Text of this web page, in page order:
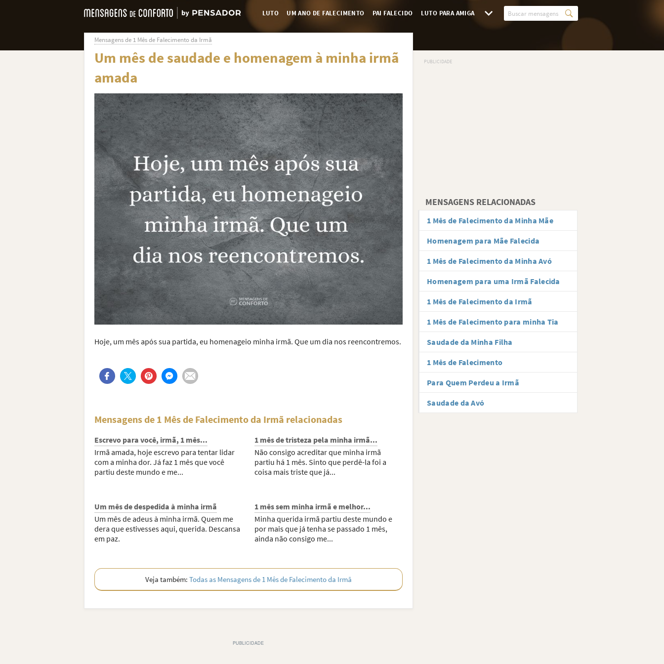
LUTO UM ANO DE FALECIMENTO PAI FALECIDO LUTO PARA AMIGA
Mensagens de 1 Mês de Falecimento da Irmã
Um mês de saudade e homenagem à minha irmã
amada
Hoje, um mês após sua partida, eu homenageio minha irmã. Que um dia nos reencontremos.
Mensagens de 1 Mês de Falecimento da Irmã relacionadas
Escrevo para você, irmã, 1 mês...
Irmã amada, hoje escrevo para tentar lidar
com a minha dor. Já faz 1 mês que você
partiu deste mundo e me...
1 mês de tristeza pela minha irmã...
Não consigo acreditar que minha irmã
partiu há 1 mês. Sinto que perdê-la foi a
coisa mais triste que já...
Um mês de despedida à minha irmã
Um mês de adeus à minha irmã. Quem me
dera que estivesses aqui, querida. Descansa
em paz.
1 mês sem minha irmã e melhor...
Minha querida irmã partiu deste mundo e
por mais que já tenha se passado 1 mês,
ainda não consigo me...
Veja também: Todas as Mensagens de 1 Mês de Falecimento da Irmã
MENSAGENS RELACIONADAS
1 Mês de Falecimento da Minha Mãe
Homenagem para Mãe Falecida
1 Mês de Falecimento da Minha Avó
Homenagem para uma Irmã Falecida
1 Mês de Falecimento da Irmã
1 Mês de Falecimento para minha Tia
Saudade da Minha Filha
1 Mês de Falecimento
Para Quem Perdeu a Irmã
Saudade da Avó